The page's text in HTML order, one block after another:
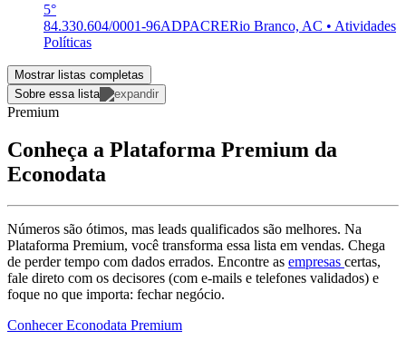
5°
84.330.604/0001-96ADPACRERio Branco, AC • Atividades
Políticas
Mostrar listas completas
Sobre essa lista
Premium
Conheça a Plataforma Premium da
Econodata
Números são ótimos, mas leads qualificados são melhores. Na
Plataforma Premium, você transforma essa lista em vendas. Chega
de perder tempo com dados errados. Encontre as empresas certas,
fale direto com os decisores (com e-mails e telefones validados) e
foque no que importa: fechar negócio.
Conhecer Econodata Premium